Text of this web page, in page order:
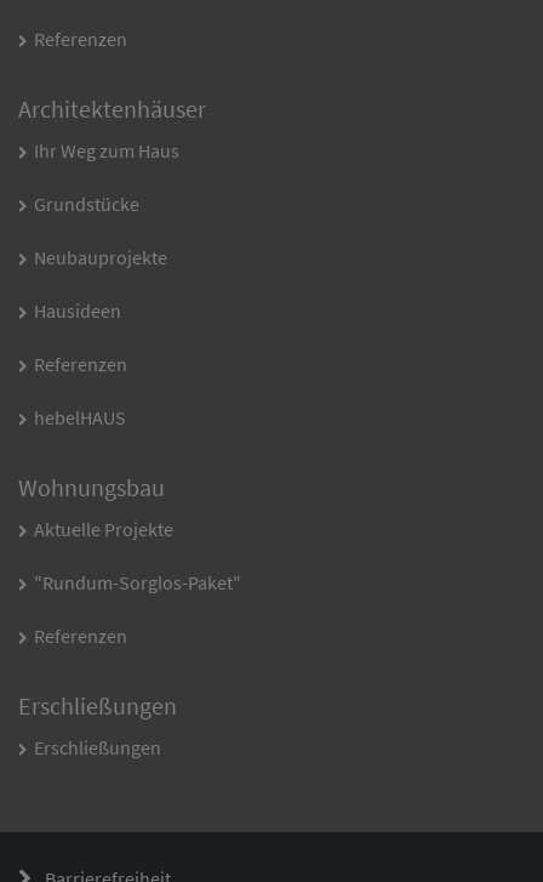
Referenzen
Architektenhäuser
Ihr Weg zum Haus
Grundstücke
Neubauprojekte
Hausideen
Referenzen
hebelHAUS
Wohnungsbau
Aktuelle Projekte
"Rundum-Sorglos-Paket"
Referenzen
Erschließungen
Erschließungen